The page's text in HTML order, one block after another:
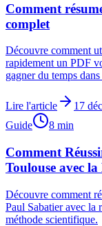
Comment
complet
Découvre comment
rapidement un PDF
gagner du temps
Lire l'article
17
Guide
8 min
Comment
Toulouse avec
Découvre comment
Paul Sabatier avec la
méthode scientifique.